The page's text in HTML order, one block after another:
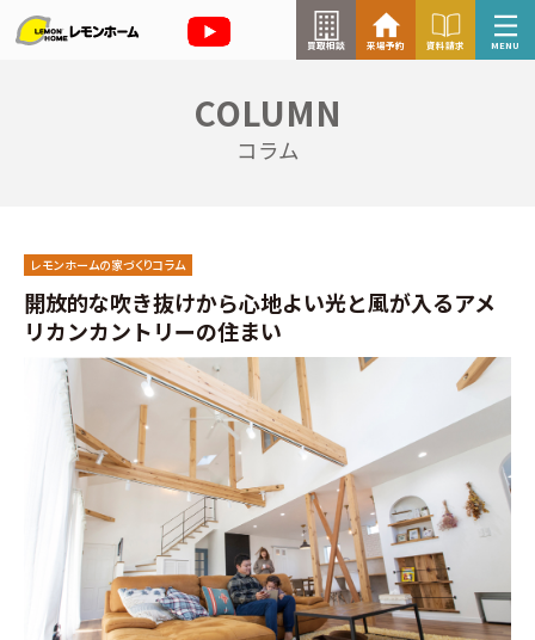
買取相談 来場予約 資料請求 MENU
来場予約はこちら
資料請求はこちら
イベント情報
お知らせ
コラム
施工事例
お客様の声
COLUMN
コラム
レモンホームの家づくりコラム
開放的な吹き抜けから心地よい光と風が入るアメ
リカンカントリーの住まい